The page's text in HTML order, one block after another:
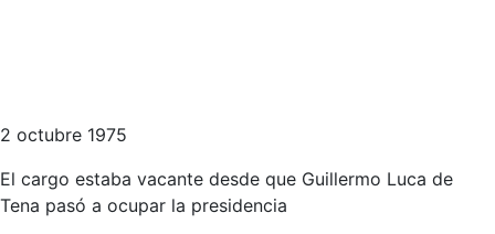
2 octubre 1975
El cargo estaba vacante desde que Guillermo Luca de
Tena pasó a ocupar la presidencia